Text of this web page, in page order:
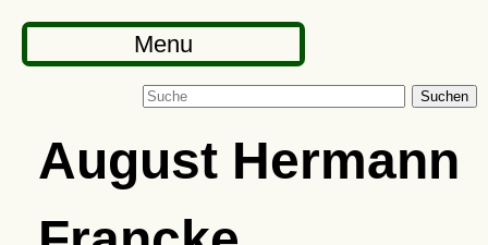
Menu
Suchen
August Hermann